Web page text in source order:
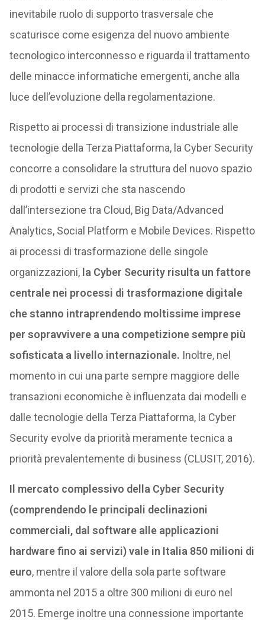
inevitabile ruolo di supporto trasversale che
scaturisce come esigenza del nuovo ambiente
tecnologico interconnesso e riguarda il trattamento
delle minacce informatiche emergenti, anche alla
luce dell’evoluzione della regolamentazione.
Rispetto ai processi di transizione industriale alle
tecnologie della Terza Piattaforma, la Cyber Security
concorre a consolidare la struttura del nuovo spazio
di prodotti e servizi che sta nascendo
dall’intersezione tra Cloud, Big Data/Advanced
Analytics, Social Platform e Mobile Devices. Rispetto
ai processi di trasformazione delle singole
organizzazioni,la Cyber Security risulta un fattore
centrale nei processi di trasformazione digitale
che stanno intraprendendo moltissime imprese
per sopravvivere a una competizione sempre più
sofisticata a livello internazionale. Inoltre, nel
momento in cui una parte sempre maggiore delle
transazioni economiche è influenzata dai modelli e
dalle tecnologie della Terza Piattaforma, la Cyber
Security evolve da priorità meramente tecnica a
priorità prevalentemente di business (CLUSIT, 2016).
Il mercato complessivo della Cyber Security
(comprendendo le principali declinazioni
commerciali, dal software alle applicazioni
hardware fino ai servizi) vale in Italia 850 milioni di
euro, mentre il valore della sola parte software
ammonta nel 2015 a oltre 300 milioni di euro nel
2015. Emerge inoltre una connessione importante